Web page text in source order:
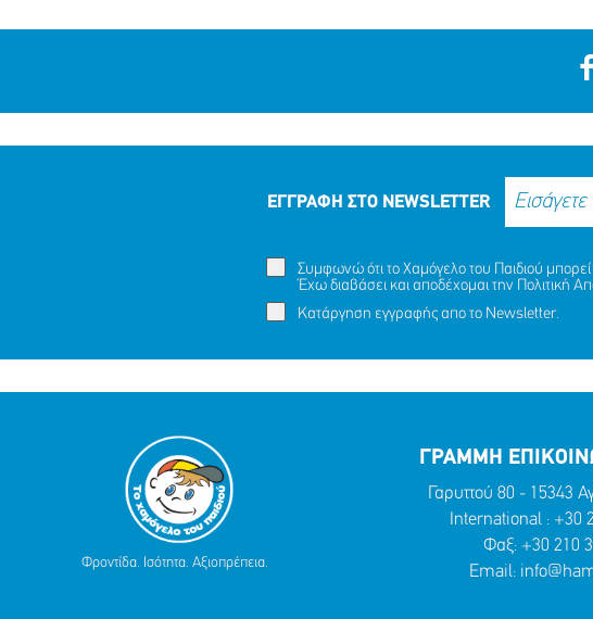
ΕΓΓΡΑΦΗ ΣΤΟ NEWSLETTER
Συμφωνώ ότι το Χαμόγελο του Παιδιού μπορεί
Έχω διαβάσει και αποδέχομαι την Πολιτική
Κατάργηση εγγραφής απο το Newsletter.
Φροντίδα. Ισότητα. Αξιοπρέπεια.
ΓΡΑΜΜΗ
Γαρυττού 80 - 15343
International : +30
Φαξ: +30 210
Email: